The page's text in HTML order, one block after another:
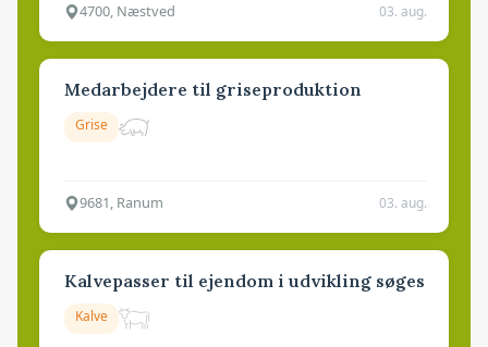
4700, Næstved 03. aug.
Medarbejdere til griseproduktion
Grise
9681, Ranum 03. aug.
Kalvepasser til ejendom i udvikling søges
Kalve